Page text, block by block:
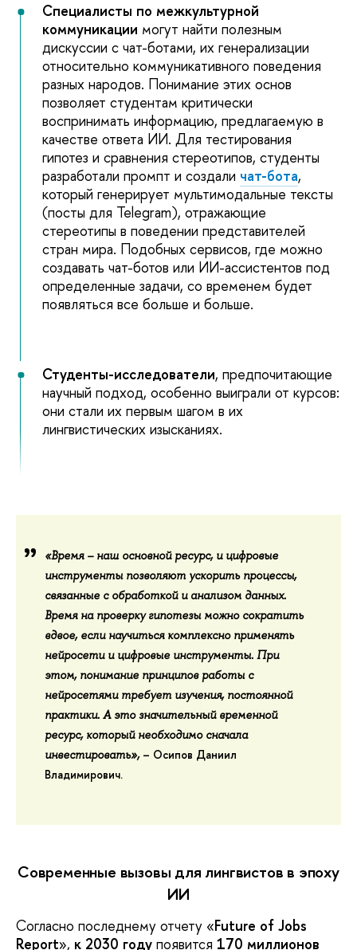
Специалисты по межкультурной
коммуникации могут найти полезным
дискуссии с чат-ботами, их генерализации
относительно коммуникативного поведения
разных народов. Понимание этих основ
позволяет студентам критически
воспринимать информацию, предлагаемую в
качестве ответа ИИ. Для тестирования
гипотез и сравнения стереотипов, студенты
разработали промпт и создали чат-бота,
который генерирует мультимодальные тексты
(посты для Telegram), отражающие
стереотипы в поведении представителей
стран мира. Подобных сервисов, где можно
создавать чат-ботов или ИИ-ассистентов под
определенные задачи, со временем будет
появляться все больше и больше.
Студенты-исследователи, предпочитающие
научный подход, особенно выиграли от курсов:
они стали их первым шагом в их
лингвистических изысканиях.
«Время – наш основной ресурс, и цифровые
инструменты позволяют ускорить процессы,
связанные с обработкой и анализом данных.
Время на проверку гипотезы можно сократить
вдвое, если научиться комплексно применять
нейросети и цифровые инструменты. При
этом, понимание принципов работы с
нейросетями требует изучения, постоянной
практики. А это значительный временной
ресурс, который необходимо сначала
инвестировать», – Осипов Даниил
Владимирович.
Современные вызовы для лингвистов в эпоху
ИИ
Согласно последнему отчету «Future of Jobs
Report», к 2030 году появится 170 миллионов